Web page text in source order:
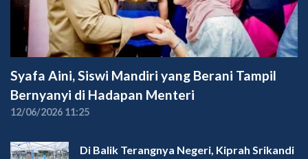
Syafa Aini, Siswi Mandiri yang Berani Tampil
Bernyanyi di Hadapan Menteri
12/06/2026 11:25
Di Balik Terangnya Negeri, Kiprah Srikandi